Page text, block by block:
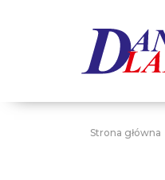
Strona główna